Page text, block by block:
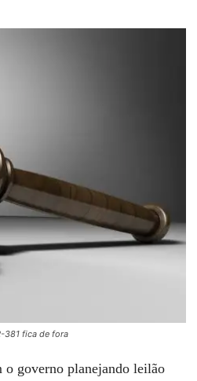
381 fica de fora
o governo planejando leilão